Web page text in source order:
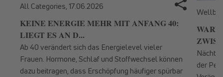
All Categories, 17.06.2026
KEINE ENERGIE MEHR MIT ANFANG 40:
LIEGT ES AN D...
Ab 40 verändert sich das Energielevel vieler
Frauen. Hormone, Schlaf und Stoffwechsel können
dazu beitragen, dass Erschöpfung häufiger spürbar
der